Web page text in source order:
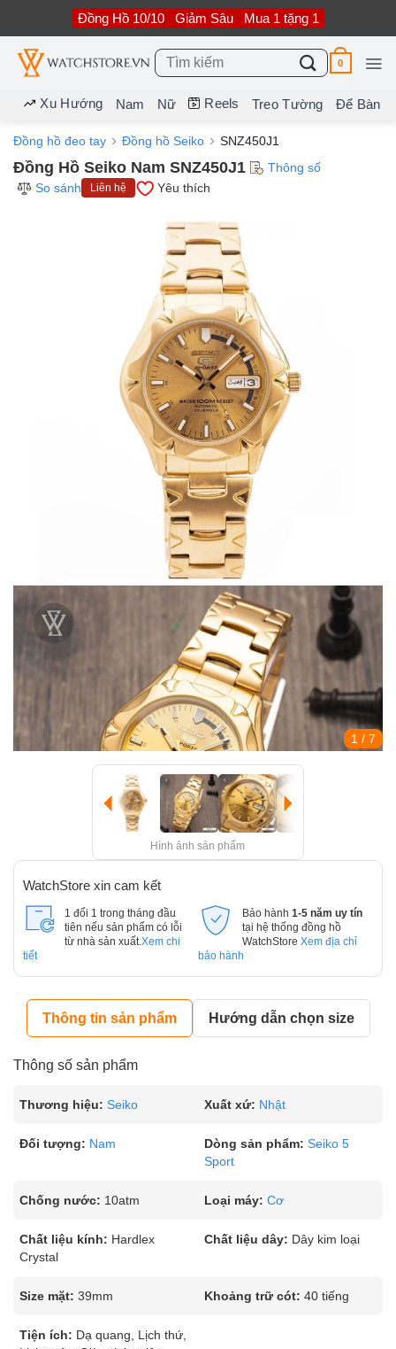
nội
dung
Đồng Hồ 10/10 Giảm Sâu Mua 1 tặng 1
Tìm
kiếm:
0
Xu Hướng Nam Nữ Reels Treo Tường Để Bàn
Đồng hồ đeo tay Đồng hồ Seiko SNZ450J1
Đồng Hồ Seiko Nam SNZ450J1
Thông số
So sánh
Liên hệ Yêu thích
1 / 7
Hình ảnh sản phẩm
WatchStore xin cam kết
1 đổi 1 trong tháng đầu
tiên nếu sản phẩm có lỗi
từ nhà sản xuất. Xem chi
tiết
Bảo hành 1-5 năm uy tín
tại hệ thống đồng hồ
WatchStore Xem địa chỉ
bảo hành
Thông tin sản phẩm Hướng dẫn chọn size
Thông số sản phẩm
Thương hiệu: Seiko Xuất xứ: Nhật
Đối tượng: Nam Dòng sản phẩm: Seiko 5
Sport
Chống nước: 10atm Loại máy: Cơ
Chất liệu kính: Hardlex
Crystal
Chất liệu dây: Dây kim loại
Size mặt: 39mm Khoảng trữ cót: 40 tiếng
Tiện ích: Dạ quang, Lịch thứ,